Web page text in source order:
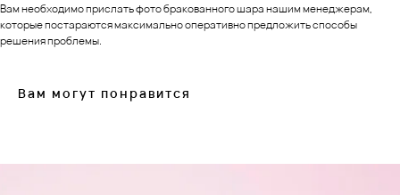
Вам необходимо прислать фото бракованного шара нашим менеджерам,
которые постараются максимально оперативно предложить способы
решения проблемы.
Вам могут понравится